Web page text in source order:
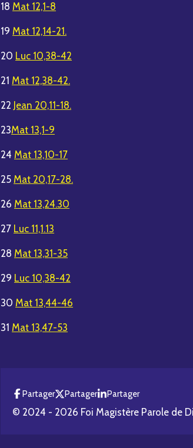
18Mat 12,1-8
19Mat 12,14-21.
20 Luc 10,38-42
21Mat 12,38-42.
22 Jean 20,11-18.
23Mat 13,1-9
24Mat 13,10-17
25Mat 20,17-28.
26Mat 13,24.30
27 Luc 11,1.13
28Mat 13,31-35
29 Luc 10,38-42
30Mat 13,44-46
31Mat 13,47-53
Partager Partager Partager
© 2024 - 2026 Foi Magistère Parole de